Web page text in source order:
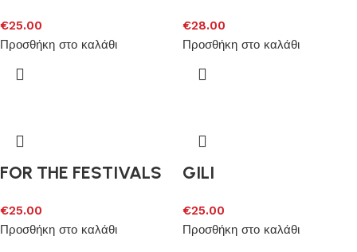
€25.00
Προσθήκη στο καλάθι
€28.00
Προσθήκη στο καλάθι
FOR THE FESTIVALS
€25.00
Προσθήκη στο καλάθι
GILI
€25.00
Προσθήκη στο καλάθι